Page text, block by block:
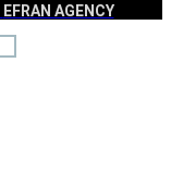
EFRAN AGENCY